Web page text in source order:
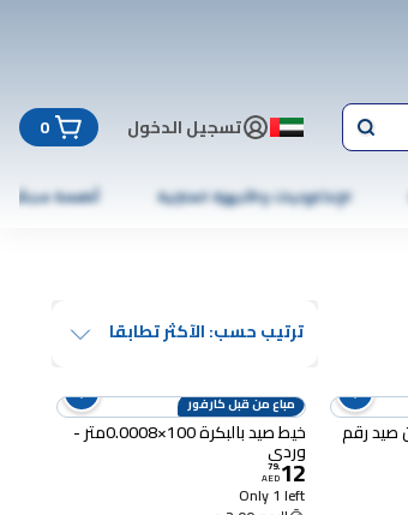
تسجيل الدخول 0
الإلكترونيات والأجهزة المنزلية أطعمة مجمّدة
ترتيب حسب: الآكثر تطابقا
شيرودو مايتي سيريز اوزان صيد رقم
مباع من قبل كارفور
خيط صيد بالبكرة 100×0.0008متر -
وردي
12
.
79
AED
Only 1 left